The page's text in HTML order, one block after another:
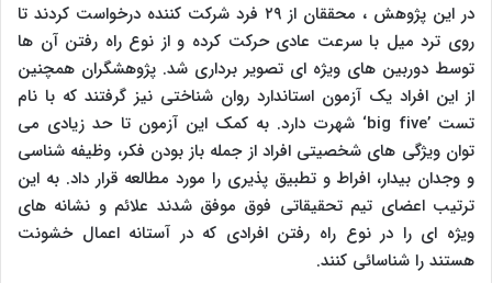
در این پژوهش ، محققان از ۲۹ فرد شرکت کننده درخواست کردند تا
روی ترد میل با سرعت عادی حرکت کرده و از نوع راه رفتن آن ها
توسط دوربین های ویژه ای تصویر برداری شد. پژوهشگران همچنین
از این افراد یک آزمون استاندارد روان شناختی نیز گرفتند که با نام
تست‘big five’ شهرت دارد. به کمک این آزمون تا حد زیادی می
توان ویژگی های شخصیتی افراد از جمله باز بودن فکر، وظیفه شناسی
و وجدان بیدار، افراط و تطبیق پذیری را مورد مطالعه قرار داد. به این
ترتیب اعضای تیم تحقیقاتی فوق موفق شدند علائم و نشانه های
ویژه ای را در نوع راه رفتن افرادی که در آستانه اعمال خشونت
هستند را شناسائی کنند.